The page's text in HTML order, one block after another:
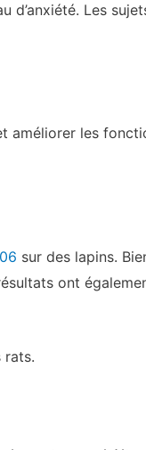
Les
améliorer les
sur des lapins.
ont
rats.